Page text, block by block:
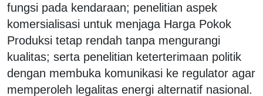
fungsi pada kendaraan; penelitian aspek
komersialisasi untuk menjaga Harga Pokok
Produksi tetap rendah tanpa mengurangi
kualitas; serta penelitian keterterimaan politik
dengan membuka komunikasi ke regulator agar
memperoleh legalitas energi alternatif nasional.